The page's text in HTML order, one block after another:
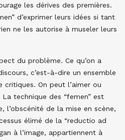
les dérives des premières.
d’exprimer leurs idées si tant
ne les autorise à museler leurs
du problème. Ce qu’on a
c’est-à-dire un ensemble
critiques. On peut l’aimer ou
technique des “femen” est
l’obscénité de la mise en scène,
élimé de la “reductio ad
à l’image, appartiennent à